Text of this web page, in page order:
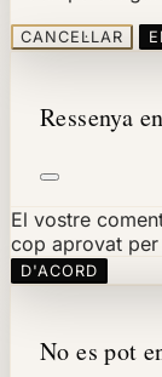
CANCEL·LAR
Ressenya
El vostre
cop aprovat
D'ACORD
No es pot